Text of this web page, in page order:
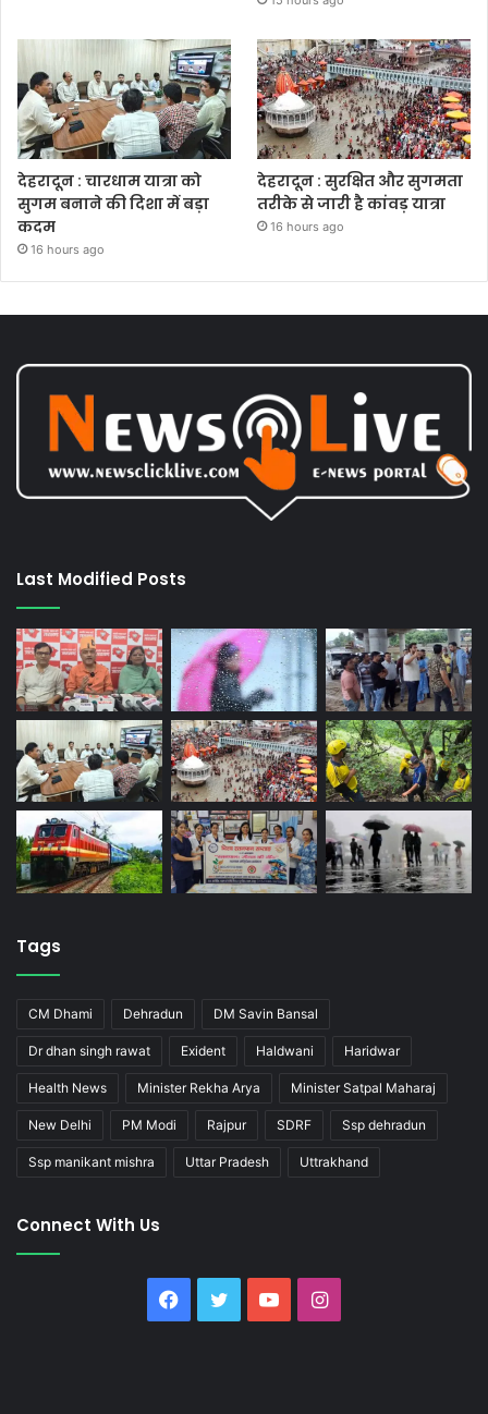
देहरादून : चारधाम यात्रा को
सुगम बनाने की दिशा में बड़ा
कदम
16 hours ago
देहरादून : सुरक्षित और सुगमता
तरीके से जारी है कांवड़ यात्रा
16 hours ago
Last Modified Posts
Tags
CM Dhami Dehradun DM Savin Bansal
Dr dhan singh rawat Exident Haldwani Haridwar
Health News Minister Rekha Arya Minister Satpal Maharaj
New Delhi PM Modi Rajpur SDRF Ssp dehradun
Ssp manikant mishra Uttar Pradesh Uttrakhand
Connect With Us
Facebook
Twitter YouTubeInstagram